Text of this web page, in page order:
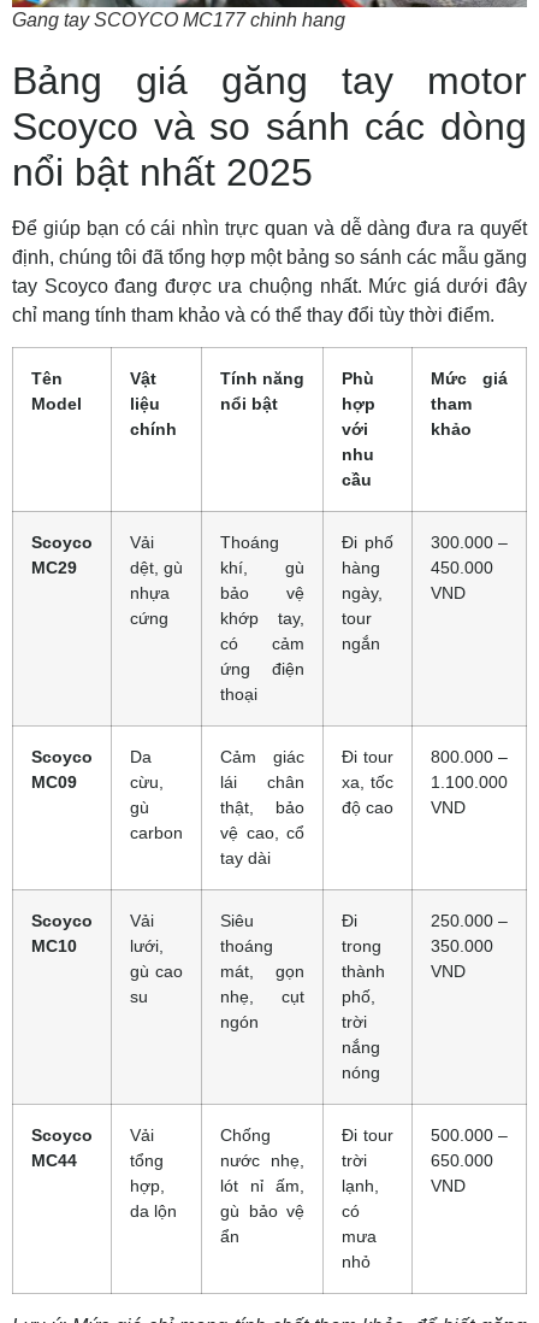
Gang tay SCOYCO MC177 chinh hang
Bảng giá găng tay motor
Scoyco và so sánh các dòng
nổi bật nhất 2025
Để giúp bạn có cái nhìn trực quan và dễ dàng đưa ra quyết
định, chúng tôi đã tổng hợp một bảng so sánh các mẫu găng
tay Scoyco đang được ưa chuộng nhất. Mức giá dưới đây
chỉ mang tính tham khảo và có thể thay đổi tùy thời điểm.
Tên
Model
Vật
liệu
chính
Tính năng
nổi bật
Phù
hợp
với
nhu
cầu
Mức giá
tham
khảo
Scoyco
MC29
Vải
dệt, gù
nhựa
cứng
Thoáng
khí, gù
bảo vệ
khớp tay,
có cảm
ứng điện
thoại
Đi phố
hàng
ngày,
tour
ngắn
300.000 –
450.000
VND
Scoyco
MC09
Da
cừu,
gù
carbon
Cảm giác
lái chân
thật, bảo
vệ cao, cổ
tay dài
Đi tour
xa, tốc
độ cao
800.000 –
1.100.000
VND
Scoyco
MC10
Vải
lưới,
gù cao
su
Siêu
thoáng
mát, gọn
nhẹ, cụt
ngón
Đi
trong
thành
phố,
trời
nắng
nóng
250.000 –
350.000
VND
Scoyco
MC44
Vải
tổng
hợp,
da lộn
Chống
nước nhẹ,
lót nỉ ấm,
gù bảo vệ
ẩn
Đi tour
trời
lạnh,
có
mưa
nhỏ
500.000 –
650.000
VND